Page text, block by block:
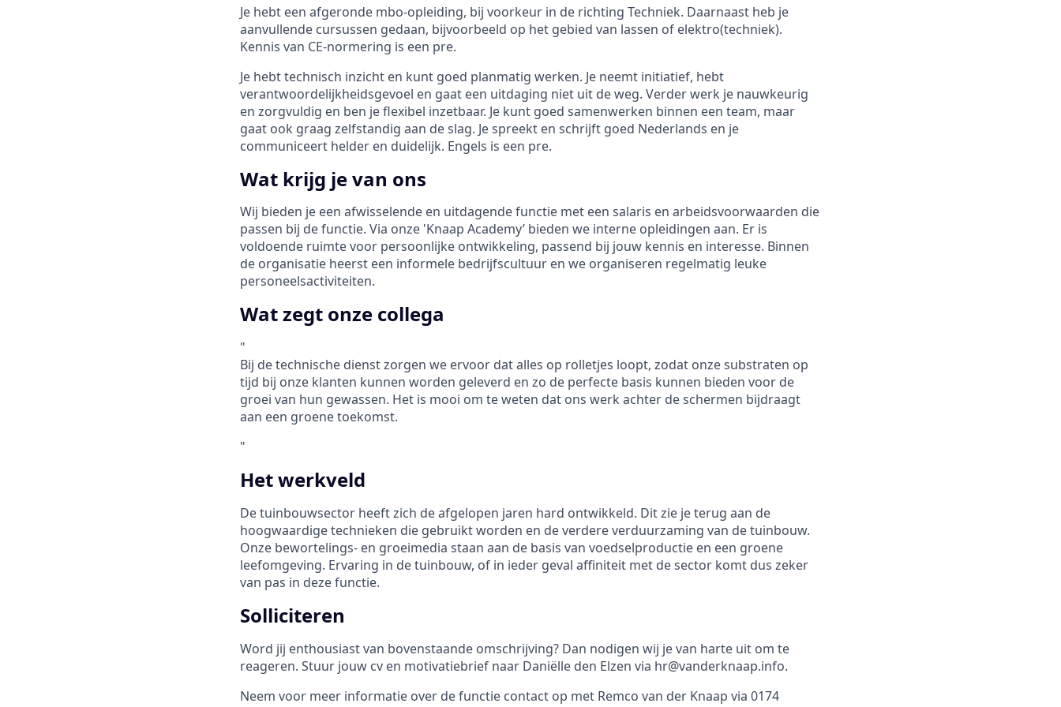
Je hebt een afgeronde mbo-opleiding, bij voorkeur in de richting Techniek. Daarnaast heb je
aanvullende cursussen gedaan, bijvoorbeeld op het gebied van lassen of elektro(techniek).
Kennis van CE-normering is een pre.
Je hebt technisch inzicht en kunt goed planmatig werken. Je neemt initiatief, hebt
verantwoordelijkheidsgevoel en gaat een uitdaging niet uit de weg. Verder werk je nauwkeurig
en zorgvuldig en ben je flexibel inzetbaar. Je kunt goed samenwerken binnen een team, maar
gaat ook graag zelfstandig aan de slag. Je spreekt en schrijft goed Nederlands en je
communiceert helder en duidelijk. Engels is een pre.
Wat krijg je van ons
Wij bieden je een afwisselende en uitdagende functie met een salaris en arbeidsvoorwaarden die
passen bij de functie. Via onze 'Knaap Academy’ bieden we interne opleidingen aan. Er is
voldoende ruimte voor persoonlijke ontwikkeling, passend bij jouw kennis en interesse. Binnen
de organisatie heerst een informele bedrijfscultuur en we organiseren regelmatig leuke
personeelsactiviteiten.
Wat zegt onze collega
"
Bij de technische dienst zorgen we ervoor dat alles op rolletjes loopt, zodat onze substraten op
tijd bij onze klanten kunnen worden geleverd en zo de perfecte basis kunnen bieden voor de
groei van hun gewassen. Het is mooi om te weten dat ons werk achter de schermen bijdraagt
aan een groene toekomst.
"
Het werkveld
De tuinbouwsector heeft zich de afgelopen jaren hard ontwikkeld. Dit zie je terug aan de
hoogwaardige technieken die gebruikt worden en de verdere verduurzaming van de tuinbouw.
Onze bewortelings- en groeimedia staan aan de basis van voedselproductie en een groene
leefomgeving. Ervaring in de tuinbouw, of in ieder geval affiniteit met de sector komt dus zeker
van pas in deze functie.
Solliciteren
Word jij enthousiast van bovenstaande omschrijving? Dan nodigen wij je van harte uit om te
reageren. Stuur jouw cv en motivatiebrief naar Daniëlle den Elzen via hr@vanderknaap.info.
Neem voor meer informatie over de functie contact op met Remco van der Knaap via 0174